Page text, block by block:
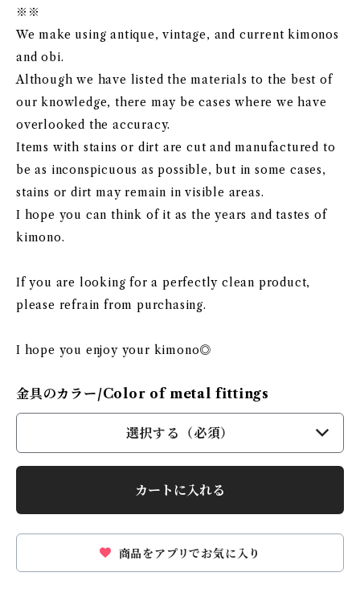
※※
We make using antique, vintage, and current kimonos
and obi.
Although we have listed the materials to the best of
our knowledge, there may be cases where we have
overlooked the accuracy.
Items with stains or dirt are cut and manufactured to
be as inconspicuous as possible, but in some cases,
stains or dirt may remain in visible areas.
I hope you can think of it as the years and tastes of
kimono.
If you are looking for a perfectly clean product,
please refrain from purchasing.
I hope you enjoy your kimono◎
金具のカラー/Color of metal fittings
選択する（必須）
カートに入れる
商品をアプリでお気に入り